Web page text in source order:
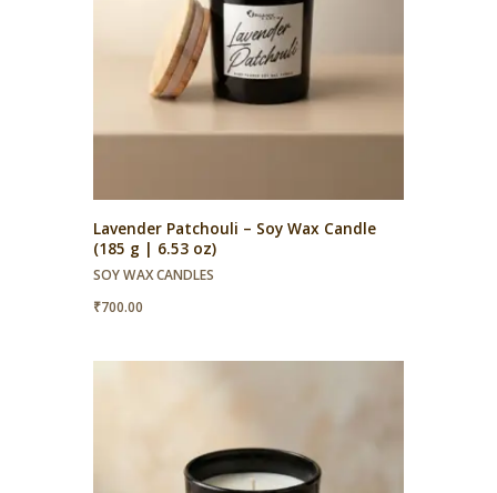
Lavender Patchouli – Soy Wax Candle
(185 g | 6.53 oz)
SOY WAX CANDLES
₹700.00